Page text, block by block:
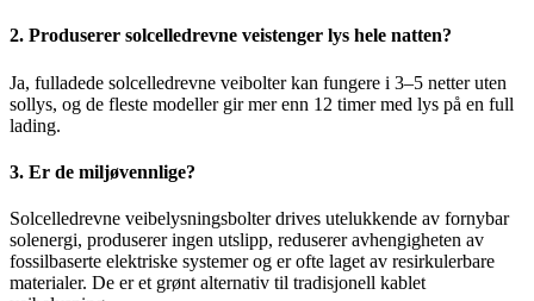
2. Produserer solcelledrevne veistenger lys hele natten?
Ja, fulladede solcelledrevne veibolter kan fungere i 3–5 netter uten
sollys, og de fleste modeller gir mer enn 12 timer med lys på en full
lading.
3. Er de miljøvennlige?
Solcelledrevne veibelysningsbolter drives utelukkende av fornybar
solenergi, produserer ingen utslipp, reduserer avhengigheten av
fossilbaserte elektriske systemer og er ofte laget av resirkulerbare
materialer. De er et grønt alternativ til tradisjonell kablet